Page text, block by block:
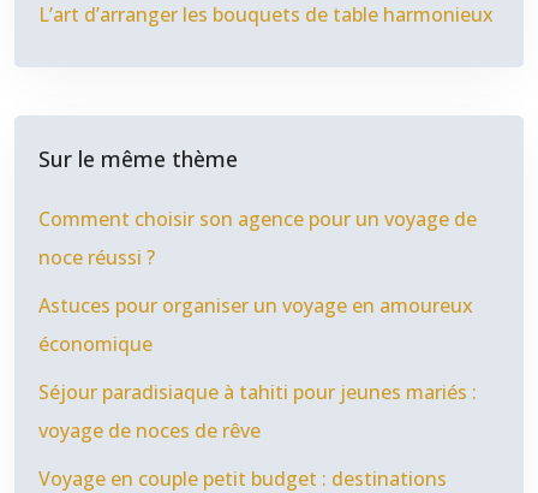
L’art d’arranger les bouquets de table harmonieux
Sur le même thème
Comment choisir son agence pour un voyage de
noce réussi ?
Astuces pour organiser un voyage en amoureux
économique
Séjour paradisiaque à tahiti pour jeunes mariés :
voyage de noces de rêve
Voyage en couple petit budget : destinations